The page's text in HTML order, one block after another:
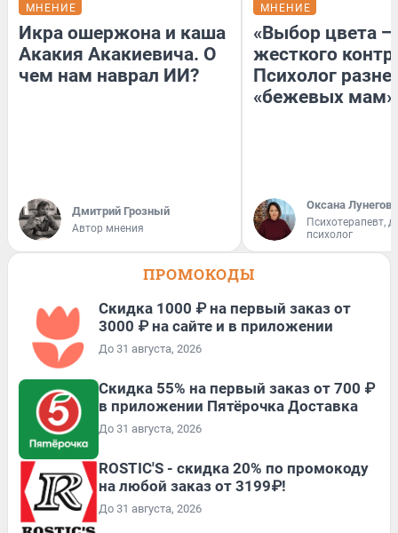
МНЕНИЕ
Икра ошержона и каша
Акакия Акакиевича. О
чем нам наврал ИИ?
Дмитрий Грозный
Автор мнения
МНЕНИЕ
«Выбор цвета —
жесткого
Психолог
«бежевых мам»
Оксана Лунегова
Психотерапевт,
психолог
ПРОМОКОДЫ
Скидка 1000 ₽ на первый заказ от
3000 ₽ на сайте и в приложении
До 31 августа, 2026
Скидка 55% на первый заказ от 700 ₽
в приложении Пятёрочка Доставка
До 31 августа, 2026
ROSTIC'S - скидка 20% по промокоду
на любой заказ от 3199₽!
До 31 августа, 2026